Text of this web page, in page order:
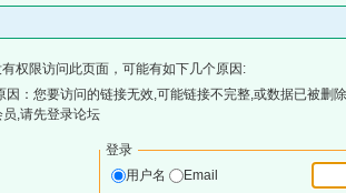
权限访问此页面，可能有如下几个原因:
因：您要访问的链接无效,可能链接不完整,或数据已被删
,请先登录论坛
登录
用户名
Email